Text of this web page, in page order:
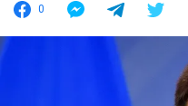
0